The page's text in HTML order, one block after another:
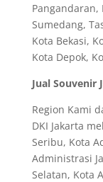
Pangandaran,
Sumedang,
Kota Bekasi,
Kota Depok,
Jual Souvenir
Region Kami
DKI Jakarta
Seribu, Kota
Administrasi
Selatan, Kota